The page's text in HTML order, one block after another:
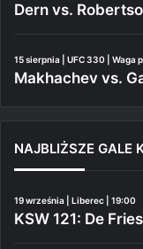
Dern vs.
15 sierpnia | UFC 330 | Waga
Makhachev vs.
NAJBLIŻSZE GALE
19 września | Liberec | 19:00
KSW 121: De